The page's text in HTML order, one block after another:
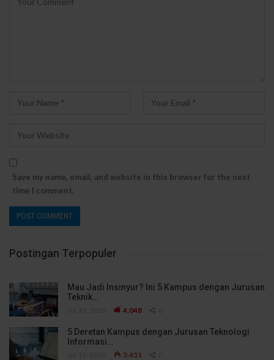
Save my name, email, and website in this browser for the next
time I comment.
Postingan Terpopuler
Mau Jadi Insinyur? Ini 5 Kampus dengan Jurusan
Teknik…
4,048
5 Deretan Kampus dengan Jurusan Teknologi
Informasi…
3,451